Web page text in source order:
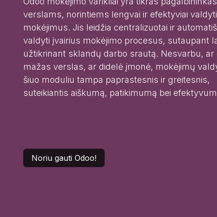
verslams, norintiems lengvai ir efektyviai
mokėjimus. Jis leidžia centralizuotai ir
valdyti įvairius mokėjimo procesus, sutaupant
užtikrinant sklandų darbo srautą. Nesvarbu, ar
mažas verslas, ar didelė įmonė, mokėjimų
šiuo moduliu tampa paprastesnis ir greitesnis,
suteikiantis aiškumą, patikimumą bei
Noriu gauti Odoo!